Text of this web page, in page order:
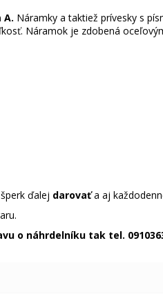
A. Náramky a taktiež prívesky s
Náramok je zdobená
ďalej darovaťa aj
o náhrdelníku tak tel.